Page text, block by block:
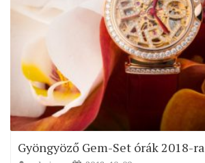
Gyöngyöző Gem-Set órák 2018-ra